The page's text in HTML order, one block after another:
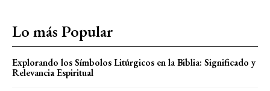
Lo más Popular
Explorando los Símbolos Litúrgicos en la Biblia: Significado y
Relevancia Espiritual